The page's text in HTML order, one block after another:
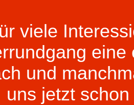
viele
und
uns jetzt